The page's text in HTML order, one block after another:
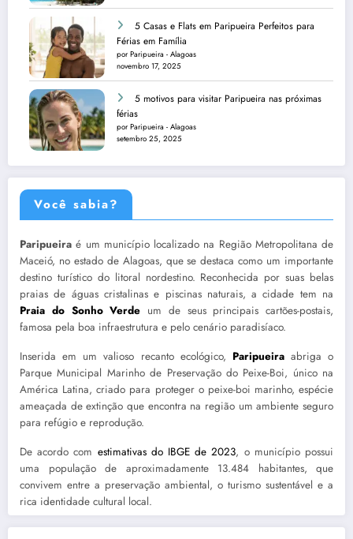
5 Casas e Flats em Paripueira Perfeitos para
Férias em Família
por Paripueira - Alagoas
novembro 17, 2025
5 motivos para visitar Paripueira nas próximas
férias
por Paripueira - Alagoas
setembro 25, 2025
Você sabia?
Paripueira é um município localizado na Região Metropolitana de
Maceió, no estado de Alagoas, que se destaca como um importante
destino turístico do litoral nordestino. Reconhecida por suas belas
praias de águas cristalinas e piscinas naturais, a cidade tem na
Praia do Sonho Verde um de seus principais cartões-postais,
famosa pela boa infraestrutura e pelo cenário paradisíaco.
Inserida em um valioso recanto ecológico, Paripueiraabriga o
Parque Municipal Marinho de Preservação do Peixe-Boi, único na
América Latina, criado para proteger o peixe-boi marinho, espécie
ameaçada de extinção que encontra na região um ambiente seguro
para refúgio e reprodução.
De acordo com estimativas do IBGE de 2023, o município possui
uma população de aproximadamente 13.484 habitantes, que
convivem entre a preservação ambiental, o turismo sustentável e a
rica identidade cultural local.